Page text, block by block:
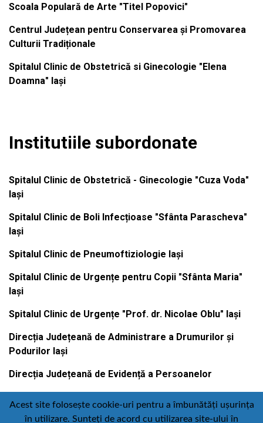
Scoala Populară de Arte "Titel Popovici"
Centrul Județean pentru Conservarea și Promovarea
Culturii Tradiționale
Spitalul Clinic de Obstetrică si Ginecologie "Elena
Doamna" Iași
Institutiile subordonate
Spitalul Clinic de Obstetrică - Ginecologie "Cuza Voda"
Iași
Spitalul Clinic de Boli Infecțioase "Sfânta Parascheva"
Iași
Spitalul Clinic de Pneumoftiziologie Iași
Spitalul Clinic de Urgențe pentru Copii "Sfânta Maria"
Iași
Spitalul Clinic de Urgențe "Prof. dr. Nicolae Oblu" Iași
Direcția Județeană de Administrare a Drumurilor și
Podurilor Iași
Direcția Județeană de Evidență a Persoanelor
Acest site folosește cookie-uri pentru a îmbunătăți ușurința
în utilizare. Sunteți de acord cu utilizarea site-ului în